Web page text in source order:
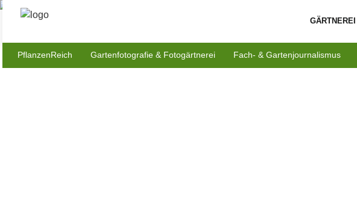
GÄRTNEREI
PflanzenReich Gartenfotografie & Fotogärtnerei Fach- & Gartenjournalismus